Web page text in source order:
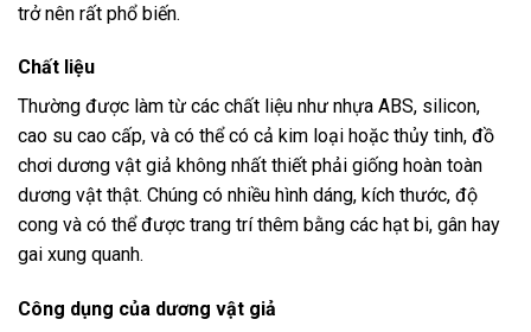
trở nên rất phổ biến.
Chất liệu
Thường được làm từ các chất liệu như nhựa ABS, silicon,
cao su cao cấp, và có thể có cả kim loại hoặc thủy tinh, đồ
chơi dương vật giả không nhất thiết phải giống hoàn toàn
dương vật thật. Chúng có nhiều hình dáng, kích thước, độ
cong và có thể được trang trí thêm bằng các hạt bi, gân hay
gai xung quanh.
Công dụng của dương vật giả